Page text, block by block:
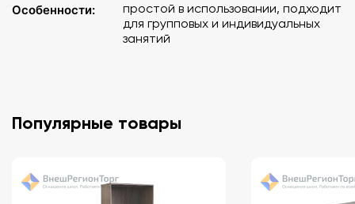
Особенности:
простой в использовании, подходит
для групповых и индивидуальных
занятий
Популярные товары